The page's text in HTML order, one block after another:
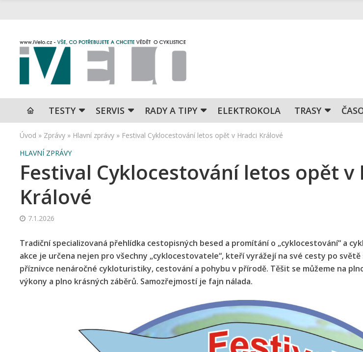
TESTY SERVIS RADY A TIPY ELEKTROKOLA TRASY
Úvod » Zprávy » Hlavní zprávy » Festival Cyklocestování letos opět v Hradci Králové
HLAVNÍ ZPRÁVY
Festival Cyklocestování letos opět v
Králové
7.1.2026
Tradiční specializovaná přehlídka cestopisných besed a promítání o „cyklocestování“ a
akce je určena nejen pro všechny „cyklocestovatele“, kteří vyrážejí na své cesty po světě
příznivce nenáročné cykloturistiky, cestování a pohybu v přírodě. Těšit se můžeme na
výkony a plno krásných záběrů. Samozřejmostí je fajn nálada.